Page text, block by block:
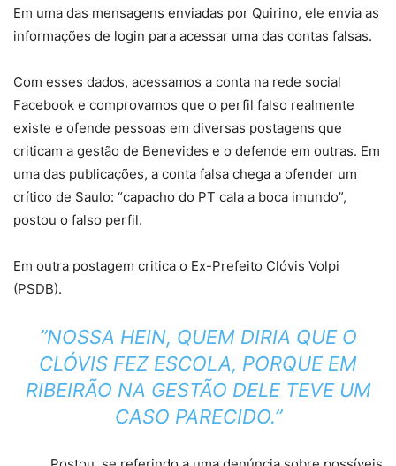
Em uma das mensagens enviadas por Quirino, ele envia as
informações de login para acessar uma das contas falsas.
Com esses dados, acessamos a conta na rede social
Facebook e comprovamos que o perfil falso realmente
existe e ofende pessoas em diversas postagens que
criticam a gestão de Benevides e o defende em outras. Em
uma das publicações, a conta falsa chega a ofender um
crítico de Saulo: “capacho do PT cala a boca imundo”,
postou o falso perfil.
Em outra postagem critica o Ex-Prefeito Clóvis Volpi
(PSDB).
”NOSSA HEIN, QUEM DIRIA QUE O
CLÓVIS FEZ ESCOLA, PORQUE EM
RIBEIRÃO NA GESTÃO DELE TEVE UM
CASO PARECIDO.”